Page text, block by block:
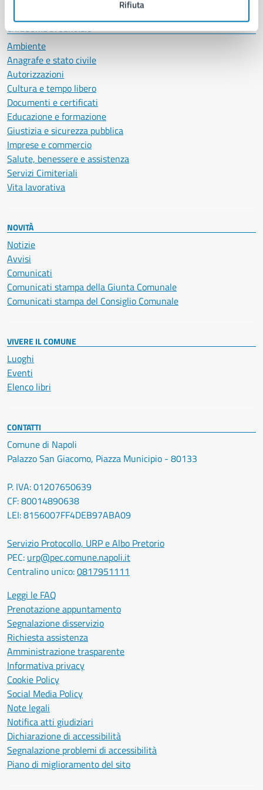
Rifiuta
CATEGORIE DI SERVIZIO
Ambiente
Anagrafe e stato civile
Autorizzazioni
Cultura e tempo libero
Documenti e certificati
Educazione e formazione
Giustizia e sicurezza pubblica
Imprese e commercio
Salute, benessere e assistenza
Servizi Cimiteriali
Vita lavorativa
NOVITÀ
Notizie
Avvisi
Comunicati
Comunicati stampa della Giunta Comunale
Comunicati stampa del Consiglio Comunale
VIVERE IL COMUNE
Luoghi
Eventi
Elenco libri
CONTATTI
Comune di Napoli
Palazzo San Giacomo, Piazza Municipio - 80133
P. IVA: 01207650639
CF: 80014890638
LEI: 8156007FF4DEB97ABA09
Servizio Protocollo, URP e Albo Pretorio
PEC: urp@pec.comune.napoli.it
Centralino unico:0817951111
Leggi le FAQ
Prenotazione appuntamento
Segnalazione disservizio
Richiesta assistenza
Amministrazione trasparente
Informativa privacy
Cookie Policy
Social Media Policy
Note legali
Notifica atti giudiziari
Dichiarazione di accessibilità
Segnalazione problemi di accessibilità
Piano di miglioramento del sito